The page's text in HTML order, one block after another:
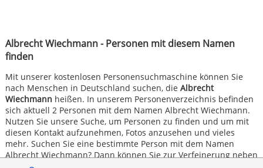
Albrecht Wiechmann - Personen mit diesem Namen
finden
Mit unserer kostenlosen Personensuchmaschine können Sie
nach Menschen in Deutschland suchen, die Albrecht
Wiechmann heißen. In unserem Personenverzeichnis befinden
sich aktuell 2 Personen mit dem Namen Albrecht Wiechmann.
Nutzen Sie unsere Suche, um Personen zu finden und um mit
diesen Kontakt aufzunehmen, Fotos anzusehen und vieles
mehr. Suchen Sie eine bestimmte Person mit dem Namen
Albrecht Wiechmann? Dann können Sie zur Verfeinerung neben